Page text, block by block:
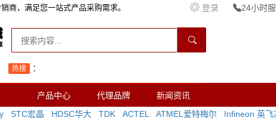
商，满足您一站式产品采购需求。 登录 24小时
热搜 ：
产品中心 代理品牌
新闻资讯
STC宏晶 HDSC华大 TDK ACTEL ATMEL爱特梅尔 Infineon 英飞